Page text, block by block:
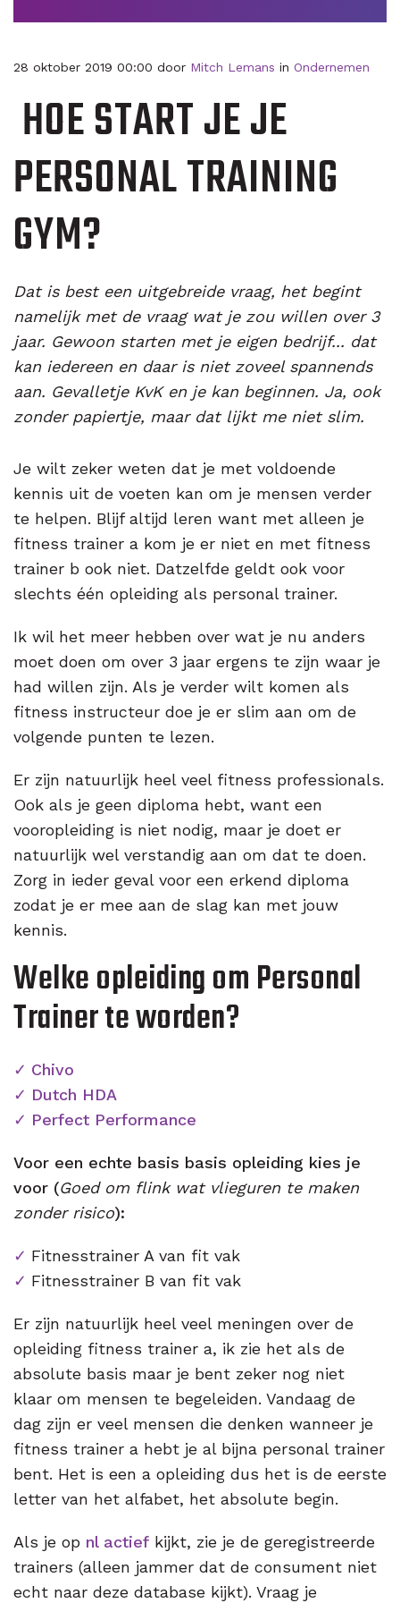
28 oktober 2019 00:00 door Mitch Lemans in Ondernemen
​ HOE START JE JE
PERSONAL TRAINING
GYM?
Dat is best een uitgebreide vraag, het begint
namelijk met de vraag wat je zou willen over 3
jaar. Gewoon starten met je eigen bedrijf... dat
kan iedereen en daar is niet zoveel spannends
aan. Gevalletje KvK en je kan beginnen. Ja, ook
zonder papiertje, maar dat lijkt me niet slim.
Je wilt zeker weten dat je met voldoende
kennis uit de voeten kan om je mensen verder
te helpen. Blijf altijd leren want met alleen je
fitness trainer a kom je er niet en met fitness
trainer b ook niet. Datzelfde geldt ook voor
slechts één opleiding als personal trainer.
Ik wil het meer hebben over wat je nu anders
moet doen om over 3 jaar ergens te zijn waar je
had willen zijn. Als je verder wilt komen als
fitness instructeur doe je er slim aan om de
volgende punten te lezen.
Er zijn natuurlijk heel veel fitness professionals.
Ook als je geen diploma hebt, want een
vooropleiding is niet nodig, maar je doet er
natuurlijk wel verstandig aan om dat te doen.
Zorg in ieder geval voor een erkend diploma
zodat je er mee aan de slag kan met jouw
kennis.
Welke opleiding om Personal
Trainer te worden?
Chivo
Dutch HDA
Perfect Performance
Voor een echte basis basis opleiding kies je
voor (Goed om flink wat vlieguren te maken
zonder risico):
Fitnesstrainer A van fit vak
Fitnesstrainer B van fit vak
Er zijn natuurlijk heel veel meningen over de
opleiding fitness trainer a, ik zie het als de
absolute basis maar je bent zeker nog niet
klaar om mensen te begeleiden. Vandaag de
dag zijn er veel mensen die denken wanneer je
fitness trainer a hebt je al bijna personal trainer
bent. Het is een a opleiding dus het is de eerste
letter van het alfabet, het absolute begin.
Als je op nl actief kijkt, zie je de geregistreerde
trainers (alleen jammer dat de consument niet
echt naar deze database kijkt). Vraag je